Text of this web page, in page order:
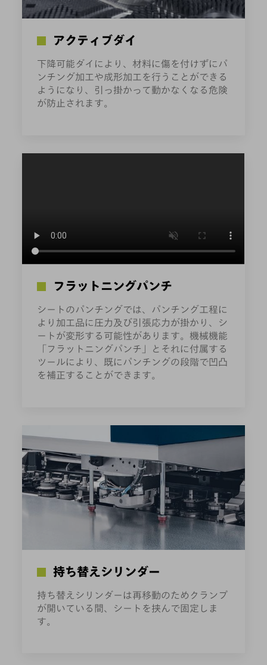
アクティブダイ
下降可能ダイにより、材料に傷を付けずにパ
ンチング加工や成形加工を行うことができる
ようになり、引っ掛かって動かなくなる危険
が防止されます。
フラットニングパンチ
シートのパンチングでは、パンチング工程に
より加工品に圧力及び引張応力が掛かり、シ
ートが変形する可能性があります。機械機能
「フラットニングパンチ」とそれに付属する
ツールにより、既にパンチングの段階で凹凸
を補正することができます。
持ち替えシリンダー
持ち替えシリンダーは再移動のためクランプ
が開いている間、シートを挟んで固定しま
す。